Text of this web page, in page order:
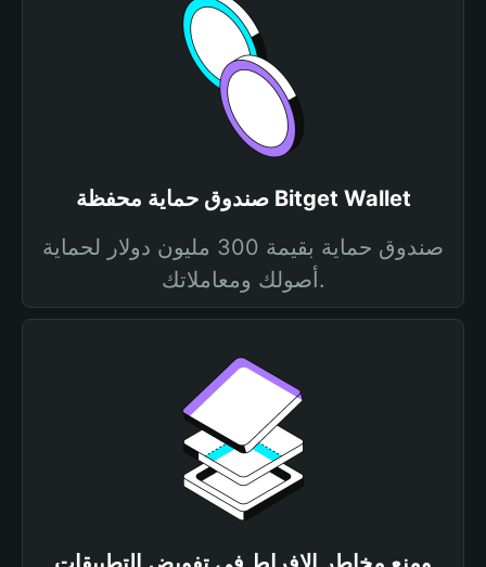
صندوق حماية محفظة Bitget Wallet
صندوق حماية بقيمة 300 مليون دولار لحماية
أصولك ومعاملاتك.